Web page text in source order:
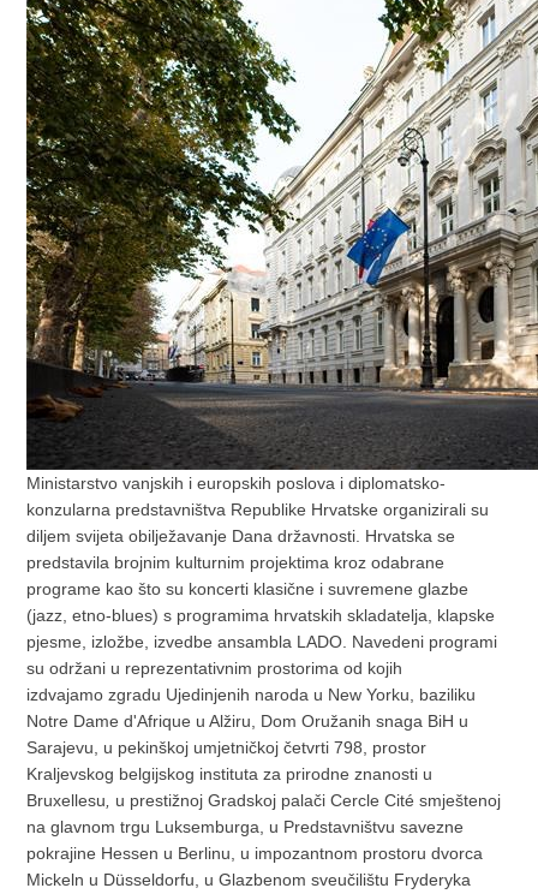
Ministarstvo vanjskih i europskih poslova i diplomatsko-
konzularna predstavništva Republike Hrvatske organizirali su
diljem svijeta obilježavanje Dana državnosti. Hrvatska se
predstavila brojnim kulturnim projektima kroz odabrane
programe kao što su koncerti klasične i suvremene glazbe
(jazz, etno-blues) s programima hrvatskih skladatelja, klapske
pjesme, izložbe, izvedbe ansambla LADO. Navedeni programi
su održani u reprezentativnim prostorima od kojih
izdvajamo zgradu Ujedinjenih naroda u New Yorku, baziliku
Notre Dame d'Afrique u Alžiru, Dom Oružanih snaga BiH u
Sarajevu, u pekinškoj umjetničkoj četvrti 798, prostor
Kraljevskog belgijskog instituta za prirodne znanosti u
Bruxellesu
u prestižnoj Gradskoj palači Cercle Cité smještenoj
na glavnom trgu Luksemburga, u Predstavništvu savezne
pokrajine Hessen u Berlinu, u impozantnom prostoru dvorca
Mickeln u Düsseldorfu, u Glazbenom sveučilištu Fryderyka